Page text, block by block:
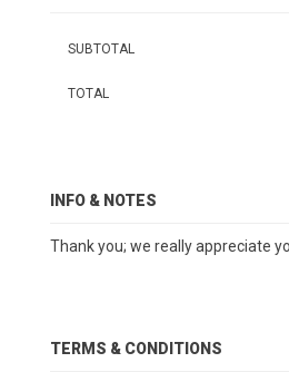
SUBTOTAL
TOTAL
INFO & NOTES
Thank you; we really appreciate
TERMS & CONDITIONS